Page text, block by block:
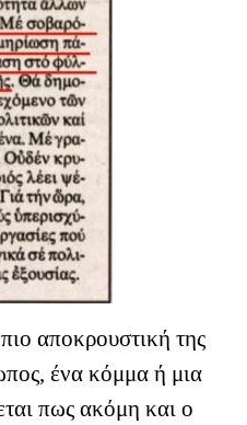
αποκρουστική της
ένα κόμμα ή μια
πως ακόμη και ο